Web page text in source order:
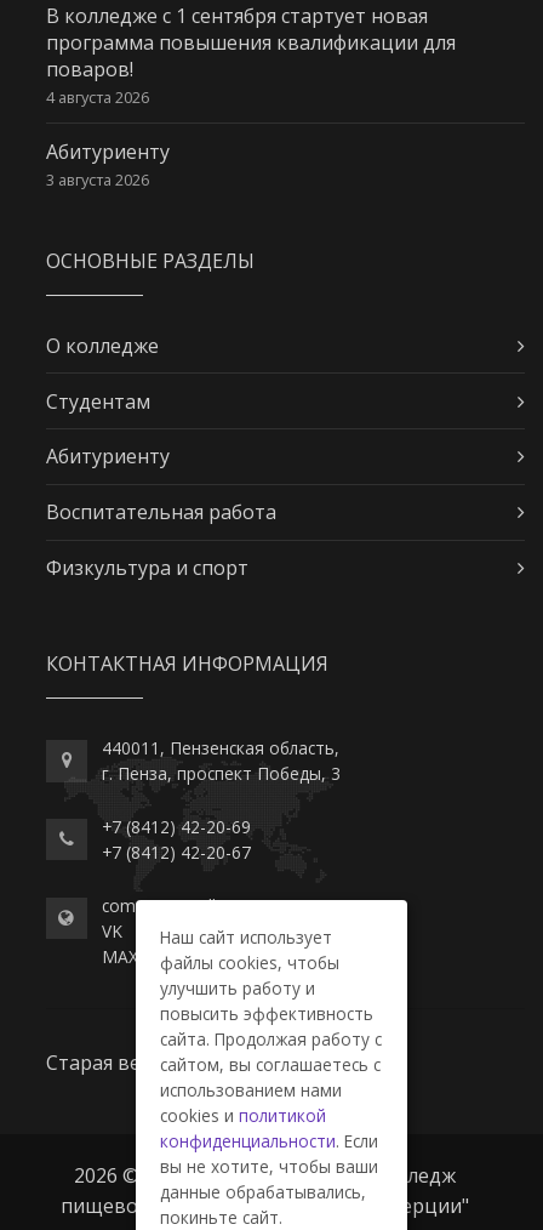
В колледже с 1 сентября стартует новая
программа повышения квалификации для
поваров!
4 августа 2026
Абитуриенту
3 августа 2026
ОСНОВНЫЕ РАЗДЕЛЫ
О колледже
Студентам
Абитуриенту
Воспитательная работа
Физкультура и спорт
КОНТАКТНАЯ ИНФОРМАЦИЯ
440011, Пензенская область,
г. Пенза, проспект Победы, 3
+7 (8412) 42-20-69
+7 (8412) 42-20-67
commerce-college.ru
VK
MAX
Старая версия сайта
2026 © ГАПОУ ПО "Пензенский колледж
пищевой промышленности и коммерции"
Наш сайт использует
файлы cookies, чтобы
улучшить работу и
повысить эффективность
сайта. Продолжая работу с
сайтом, вы соглашаетесь с
использованием нами
cookies и политикой
конфиденциальности. Если
вы не хотите, чтобы ваши
данные обрабатывались,
покиньте сайт.